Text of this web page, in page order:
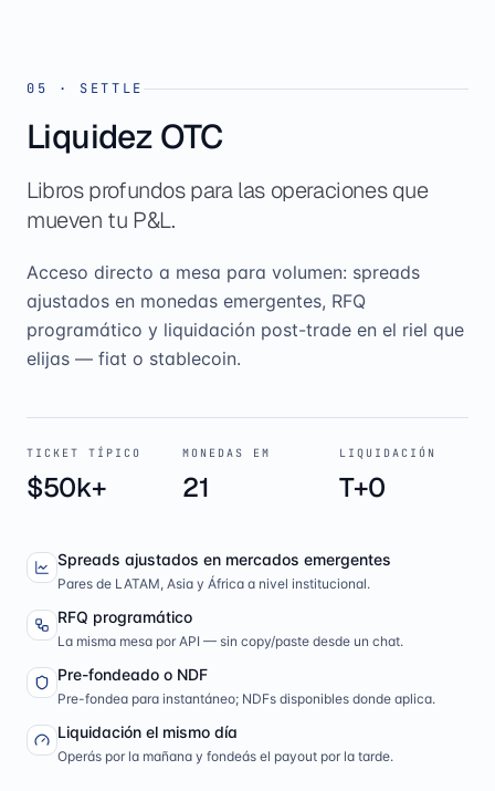
05 · SETTLE
Liquidez OTC
Libros profundos para las operaciones que
mueven tu P&L.
Acceso directo a mesa para volumen: spreads
ajustados en monedas emergentes, RFQ
programático y liquidación post-trade en el riel que
elijas — fiat o stablecoin.
TICKET TÍPICO
$50k+
MONEDAS EM
21
LIQUIDACIÓN
T+0
Spreads ajustados en mercados emergentes
Pares de LATAM, Asia y África a nivel institucional.
RFQ programático
La misma mesa por API — sin copy/paste desde un chat.
Pre-fondeado o NDF
Pre-fondea para instantáneo; NDFs disponibles donde aplica.
Liquidación el mismo día
Operás por la mañana y fondeás el payout por la tarde.